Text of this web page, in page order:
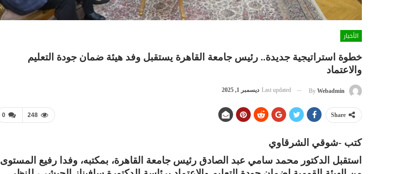
الأخبار
خطوة استراتيجية جديدة.. رئيس جامعة القاهرة يستقبل وفد هيئة ضمان جودة التعليم
والاعتماد
By Webadmin
Last updated ديسمبر 1, 2025
0 248 Share
كتب -شوقي الشرقاوي
استقبل الدكتور محمد سامي عبد الصادق رئيس جامعة القاهرة، بمكتبه، وفدا رفيع المستوى